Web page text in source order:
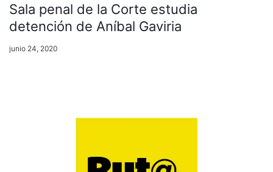
Sala penal de la Corte estudia
detención de Aníbal Gaviria
junio 24, 2020